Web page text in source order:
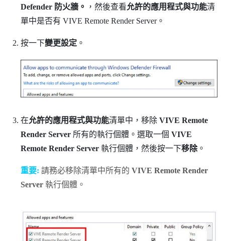
Defender 防火牆。
，然後查看允許的應用程式與功能清
單中是否有 VIVE Remote Render Server。
按一下變更設定。
在允許的應用程式與功能清單中，移除 VIVE Remote
Render Server所有的執行個體。選取一個 VIVE
Remote Render Server執行個體，然後按一下移除。
重要: 請務必移除清單中所有的 VIVE Remote Render
Server執行個體。